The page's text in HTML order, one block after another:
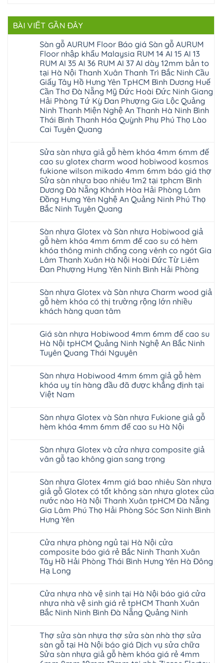
BÀI VIẾT GẦN ĐÂY
Sàn gỗ AURUM Floor Báo giá Sàn gỗ AURUM
Floor nhập khẩu Malaysia RUM 14 AI 15 AI 13
RUM AI 35 AI 36 RUM AI 37 AI dày 12mm bản to
tại Hà Nội Thanh Xuân Thanh Trì Bắc Ninh Cầu
Giấy Tây Hồ Hưng Yên TpHCM Bình Dương Huế
Cần Thơ Đà Nẵng Mỹ Đức Hoài Đức Ninh Giang
Hải Phòng Tứ Kỳ Đan Phượng Gia Lộc Quảng
Ninh Thanh Miện Nghệ An Thanh Hà Ninh Bình
Thái Bình Thanh Hóa Quỳnh Phụ Phú Thọ Lào
Cai Tuyên Quang
bình
luận
ở
Sàn
gỗ
AURUM
Floor
Báo
giá
Sàn
Floor
nhập
khẩu
Malaysia
RUM
14
AI
13
RUM
AI
35
AI
AI
37
AI
dày
12mm
to
tại
Hà
Nội
Thanh
Trì
Bắc
Ninh
Tây
Hưng
Bình
Dương
Huế
Cần
Thơ
Đà
Nẵng
Hoài
Đức
Ninh
Giang
Hải
Phòng
Đan
Phượng
Gia
Lộc
Quảng
Miện
Nghệ
An
Thanh
Sửa sàn nhựa giả gỗ hèm khóa 4mm 6mm đế
cao su glotex charm wood hobiwood kosmos
fukione wilson mikado 4mm 6mm báo giá thợ
Sửa sàn nhựa bao nhiêu 1m2 tại tphcm Bình
Dương Đà Nẵng Khánh Hòa Hải Phòng Lâm
Đồng Hưng Yên Nghệ An Quảng Ninh Phú Thọ
Bắc Ninh Tuyên Quang
bình
luận
ở
Sửa
sàn
nhựa
giả
khóa
4mm
6mm
đế
cao
charm
wood
hobiwood
kosmos
mikado
4mm
6mm
báo
giá
sàn
nhựa
bao
tại
tphcm
Bình
Nẵng
Khánh
Hòa
Hải
Phòng
Lâm
Đồng
Nghệ
An
Quảng
Ninh
Phú
Thọ
Tuyên
Quang
Sàn nhựa Glotex và Sàn nhựa Hobiwood giả
gỗ hèm khóa 4mm 6mm đế cao su có hèm
khóa thông minh chống cong vênh co ngót Gia
Lâm Thanh Xuân Hà Nội Hoài Đức Từ Liêm
Đan Phượng Hưng Yên Ninh Bình Hải Phòng
bình
luận
ở
Sàn
và
Sàn
nhựa
Hobiwood
giả
khóa
4mm
6mm
đế
có
hèm
khóa
chống
cong
vênh
Gia
Lâm
Thanh
Xuân
Hà
Nội
Hoài
Đức
Liêm
Đan
Phượng
Hưng
Yên
Ninh
Bình
Phòng
Sàn nhựa Glotex và Sàn nhựa Charm wood giả
gỗ hèm khóa có thị trường rộng lớn nhiều
khách hàng quan tâm
bình
luận
ở
Sàn
nhựa
và
Sàn
nhựa
Charm
wood
hèm
khóa
có
rộng
lớn
nhiều
quan
tâm
Giá sàn nhựa Hobiwood 4mm 6mm đế cao su
Hà Nội tpHCM Quảng Ninh Nghệ An Bắc Ninh
Tuyên Quang Thái Nguyên
bình
luận
ở
Giá
Hobiwood
4mm
6mm
su
Hà
Nội
Ninh
Nghệ
An
Bắc
Ninh
Tuyên
Quang
Thái
Sàn nhựa Hobiwood 4mm 6mm giả gỗ hèm
khóa uy tín hàng đầu đã được khẳng định tại
Việt Nam
bình
luận
ở
Hobiwood
4mm
6mm
hèm
khóa
uy
tín
hàng
đầu
đã
định
tại
Việt
Nam
Sàn nhựa Glotex và Sàn nhựa Fukione giả gỗ
hèm khóa 4mm 6mm đế cao su Hà Nội
bình
luận
ở
Glotex
và
Sàn
nhựa
Fukione
giả
gỗ
4mm
6mm
đế
cao
su
Hà
Sàn nhựa Glotex và cửa nhựa composite giả
vân gỗ tạo không gian sang trọng
bình
luận
ở
Sàn
nhựa
Glotex
và
composite
giả
vân
gỗ
tạo
không
trọng
Sàn nhựa Glotex 4mm giá bao nhiêu Sàn nhựa
giả gỗ Glotex có tốt không sàn nhựa glotex của
nước nào Hà Nội Thanh Xuân tpHCM Đà Nẵng
Gia Lâm Phú Thọ Hải Phòng Sóc Sơn Ninh Bình
Hưng Yên
bình
luận
ở
Sàn
nhựa
Glotex
bao
nhiêu
Sàn
nhựa
Glotex
có
tốt
không
sàn
Cửa nhựa phòng ngủ tại Hà Nội cửa
composite báo giá rẻ Bắc Ninh Thanh Xuân
Tây Hồ Hải Phòng Thái Bình Hưng Yên Hà Đông
Hạ Long
bình
luận
ở
Cửa
ngủ
tại
Hà
Nội
cửa
Cửa nhựa nhà vệ sinh tại Hà Nội báo giá cửa
nhựa nhà vệ sinh giá rẻ tpHCM Thanh Xuân
Bắc Ninh Ninh Bình Đà Nẵng Quảng Ninh
bình
luận
ở
Cửa
nhựa
Thợ sửa sàn nhựa thợ sửa sàn nhà thợ sửa
sàn gỗ tại Hà Nội báo giá Dịch vụ sửa chữa
Sửa sàn nhựa giả gỗ hèm khóa giá rẻ 4mm